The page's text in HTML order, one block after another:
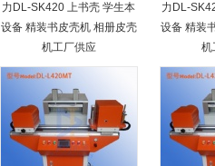
力DL-SK420 上书壳 学生本
设备 精装书皮壳机 相册皮壳
机工厂供应
力DL-
设备 精装
机